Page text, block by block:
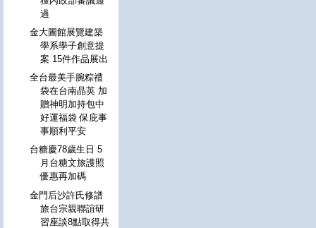
過
金大圖館展覽建築
學系學子創意提
案 15件作品展出
全台最美手腕粽禮
袋在台南晶英 加
贈神明加持包中
好運福袋 保庇事
事順利平安
台糖慶78歲生日 5
月台糖文旅護照
優惠再加碼
金門后沙許氏修譜
旅台宗親聯誼研
習座談8點取得共